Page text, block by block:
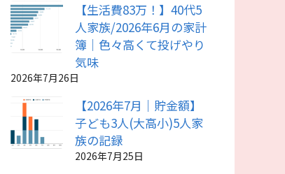
【生活費83万！】40代5
人家族/2026年6月の家計
簿｜色々高くて投げやり
気味
2026年7月26日
【2026年7月｜貯金額】
子ども3人(大高小)5人家
族の記録
2026年7月25日